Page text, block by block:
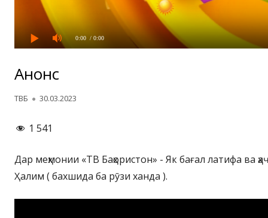
0:00 / 0:00
Анонс
Автор
ТВБ Опубликовано
30.03.2023
1 541
Дар меҳмонии «ТВ Баҳористон» - Як бағал латифа ва
Ҳалим ( бахшида ба рӯзи ханда ).